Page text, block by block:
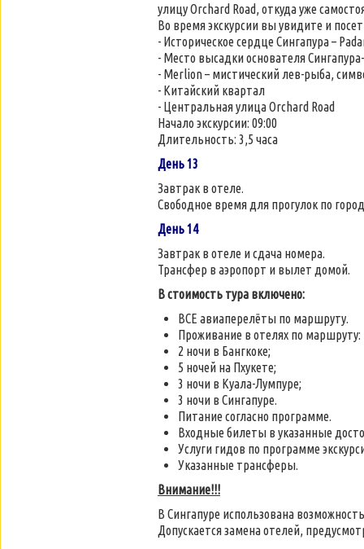
улицу Orchard Road, откуда уже
Во время экскурсии вы увидите и
- Историческое сердце Сингапура –
- Место высадки основателя
- Merlion – мистический лев-рыба,
- Китайский квартал
- Центральная улица Orchard Road
Начало экскурсии: 09:00
Длительность: 3,5 часа
День 13
Завтрак в отеле.
Свободное время для прогулок по
День 14
Завтрак в отеле и сдача номера.
Трансфер в аэропорт и вылет домой.
В стоимость тура включено:
ВСЕ авиаперелёты по маршруту.
Проживание в отелях по маршруту:
2 ночи в Бангкоке;
5 ночей на Пхукете;
3 ночи в Куала-Лумпуре;
3 ночи в Сингапуре.
Питание согласно программе.
Входные билеты в указанные
Услуги гидов по программе
Указанные трансферы.
Внимание!!!
В Сингапуре использована
Допускается замена отелей,